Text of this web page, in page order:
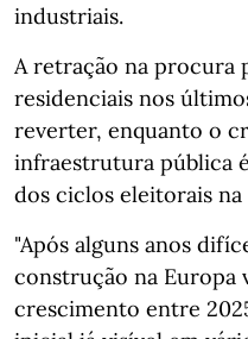
industriais.
A retração na procura
residenciais nos
reverter, enquanto o
infraestrutura pública
dos ciclos eleitorais na
"Após alguns anos
construção na Europa
crescimento entre